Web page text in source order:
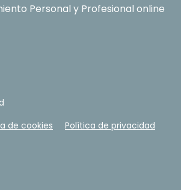
Personal y Profesional online
de cookies
Política de privacidad